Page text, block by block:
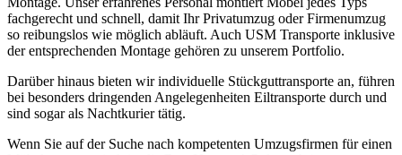
fachgerecht und schnell, damit Ihr Privatumzug oder Firmenumzug
so reibungslos wie möglich abläuft. Auch USM Transporte inklusive
der entsprechenden Montage gehören zu unserem Portfolio.
Darüber hinaus bieten wir individuelle Stückguttransporte an, führen
bei besonders dringenden Angelegenheiten Eiltransporte durch und
sind sogar als Nachtkurier tätig.
Wenn Sie auf der Suche nach kompetenten Umzugsfirmen für einen